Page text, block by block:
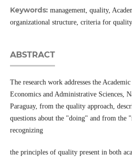
Keywords: management, quality,
organizational structure, criteria for
ABSTRACT
The research work addresses the
Economics and Administrative Sciences,
Paraguay, from the quality approach,
questions about the "doing" and from the
recognizing
the principles of quality present in both